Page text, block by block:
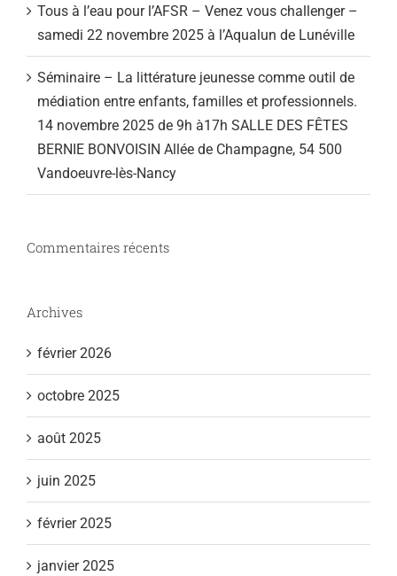
Tous à l’eau pour l’AFSR – Venez vous challenger –
samedi 22 novembre 2025 à l’Aqualun de Lunéville
Séminaire – La littérature jeunesse comme outil de
médiation entre enfants, familles et professionnels.
14 novembre 2025 de 9h à17h SALLE DES FÊTES
BERNIE BONVOISIN Allée de Champagne, 54 500
Vandoeuvre-lès-Nancy
Commentaires récents
Archives
février 2026
octobre 2025
août 2025
juin 2025
février 2025
janvier 2025